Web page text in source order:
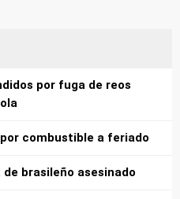
por fuga de reos
combustible a feriado
brasileño asesinado